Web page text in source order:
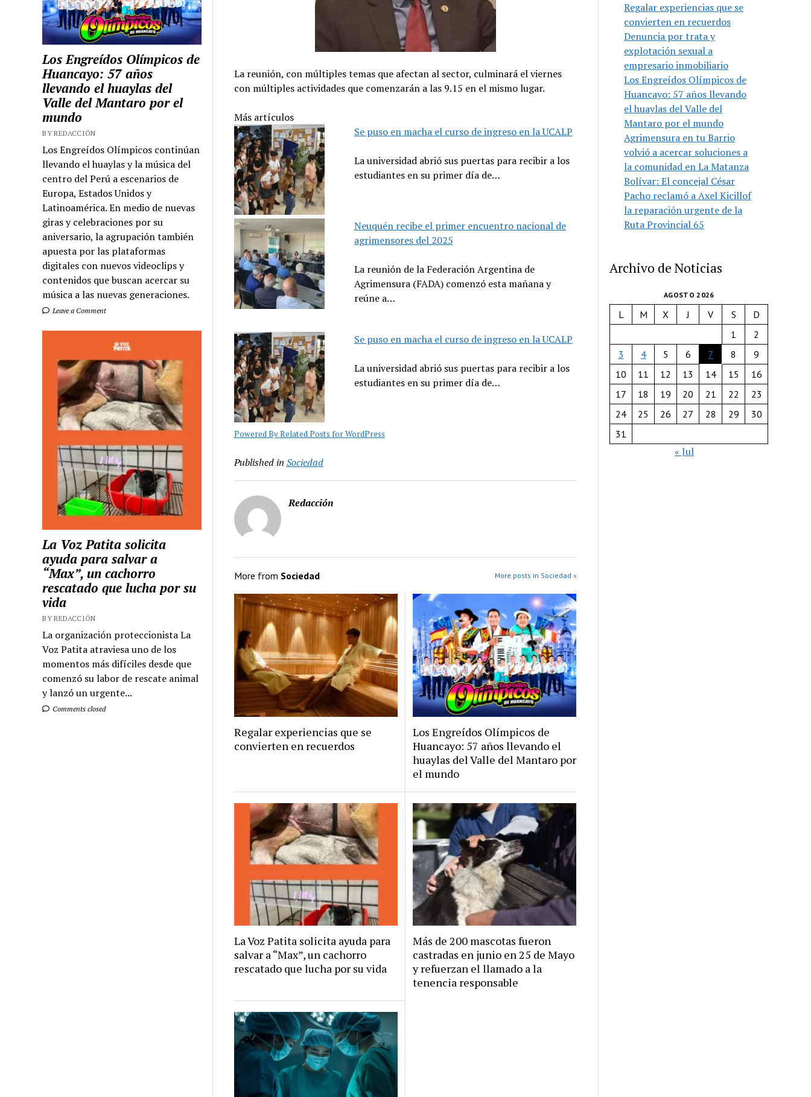
Los Engreídos Olímpicos de
Huancayo: 57 años
llevando el huaylas del
Valle del Mantaro por el
mundo
BY REDACCIÓN
Los Engreídos Olímpicos continúan
llevando el huaylas y la música del
centro del Perú a escenarios de
Europa, Estados Unidos y
Latinoamérica. En medio de nuevas
giras y celebraciones por su
aniversario, la agrupación también
apuesta por las plataformas
digitales con nuevos videoclips y
contenidos que buscan acercar su
música a las nuevas generaciones.
Leave a Comment
La Voz Patita solicita
ayuda para salvar a
“Max”, un cachorro
rescatado que lucha por su
vida
BY REDACCIÓN
La organización proteccionista La
Voz Patita atraviesa uno de los
momentos más difíciles desde que
comenzó su labor de rescate animal
y lanzó un urgente...
Comments closed
La reunión, con múltiples temas que afectan al sector, culminará el viernes
con múltiples actividades que comenzarán a las 9.15 en el mismo lugar.
Más artículos
Se puso en macha el curso de ingreso en la UCALP
La universidad abrió sus puertas para recibir a los
estudiantes en su primer día de…
Neuquén recibe el primer encuentro nacional de
agrimensores del 2025
La reunión de la Federación Argentina de
Agrimensura (FADA) comenzó esta mañana y
reúne a…
Se puso en macha el curso de ingreso en la UCALP
La universidad abrió sus puertas para recibir a los
estudiantes en su primer día de…
Powered By Related Posts for WordPress
Published in Sociedad
Redacción
More from Sociedad More posts in Sociedad »
Regalar experiencias que se
convierten en recuerdos
Los Engreídos Olímpicos de
Huancayo: 57 años llevando el
huaylas del Valle del Mantaro por
el mundo
La Voz Patita solicita ayuda para
salvar a “Max”, un cachorro
rescatado que lucha por su vida
Más de 200 mascotas fueron
castradas en junio en 25 de Mayo
y refuerzan el llamado a la
tenencia responsable
Regalar experiencias que se
convierten en recuerdos
Denuncia por trata y
explotación sexual a
empresario inmobiliario
Los Engreídos Olímpicos de
Huancayo: 57 años llevando
el huaylas del Valle del
Mantaro por el mundo
Agrimensura en tu Barrio
volvió a acercar soluciones a
la comunidad en La Matanza
Bolívar: El concejal César
Pacho reclamó a Axel Kicillof
la reparación urgente de la
Ruta Provincial 65
Archivo de Noticias
AGOSTO 2026
L M X J V S
D
1
2
3
4 5 6 7 8
9
10
11 12 13 14 15
16
17
18 19 20 21 22
23
24
25 26 27 28 29
30
31
« Jul